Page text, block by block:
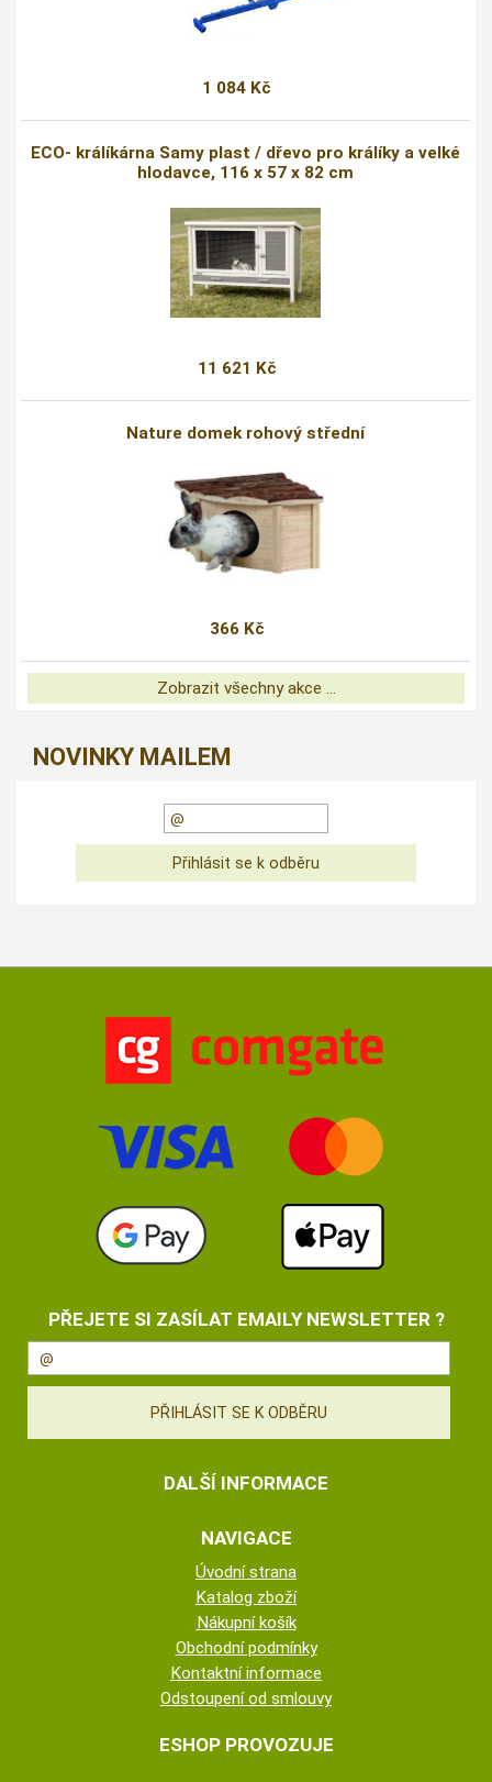
1 084 Kč
ECO- králíkárna Samy plast / dřevo pro králíky a velké
hlodavce, 116 x 57 x 82 cm
11 621 Kč
Nature domek rohový střední
366 Kč
Zobrazit všechny akce ...
NOVINKY MAILEM
PŘEJETE SI ZASÍLAT EMAILY NEWSLETTER ?
DALŠÍ INFORMACE
NAVIGACE
Úvodní strana
Katalog zboží
Nákupní košík
Obchodní podmínky
Kontaktní informace
Odstoupení od smlouvy
ESHOP PROVOZUJE